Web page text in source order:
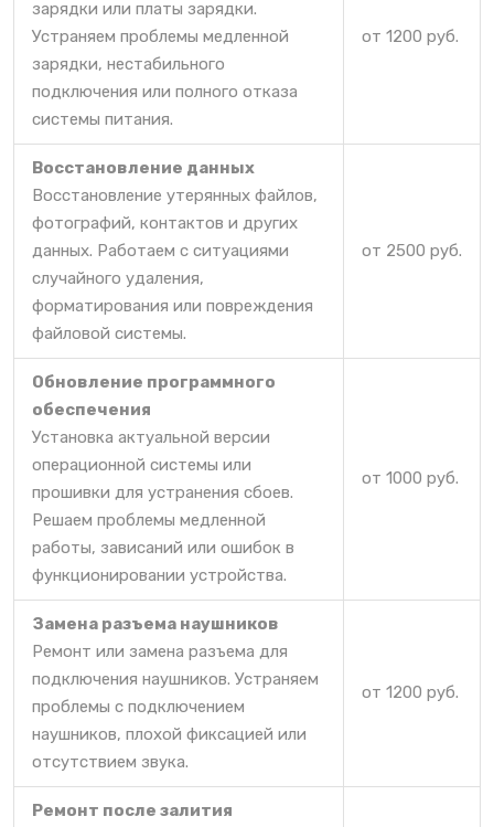
зарядки или платы зарядки.
Устраняем проблемы медленной
зарядки, нестабильного
подключения или полного отказа
системы питания.
от 1200 руб.
Восстановление данных
Восстановление утерянных файлов,
фотографий, контактов и других
данных. Работаем с ситуациями
случайного удаления,
форматирования или повреждения
файловой системы.
от 2500 руб.
Обновление программного
обеспечения
Установка актуальной версии
операционной системы или
прошивки для устранения сбоев.
Решаем проблемы медленной
работы, зависаний или ошибок в
функционировании устройства.
от 1000 руб.
Замена разъема наушников
Ремонт или замена разъема для
подключения наушников. Устраняем
проблемы с подключением
наушников, плохой фиксацией или
отсутствием звука.
от 1200 руб.
Ремонт после залития